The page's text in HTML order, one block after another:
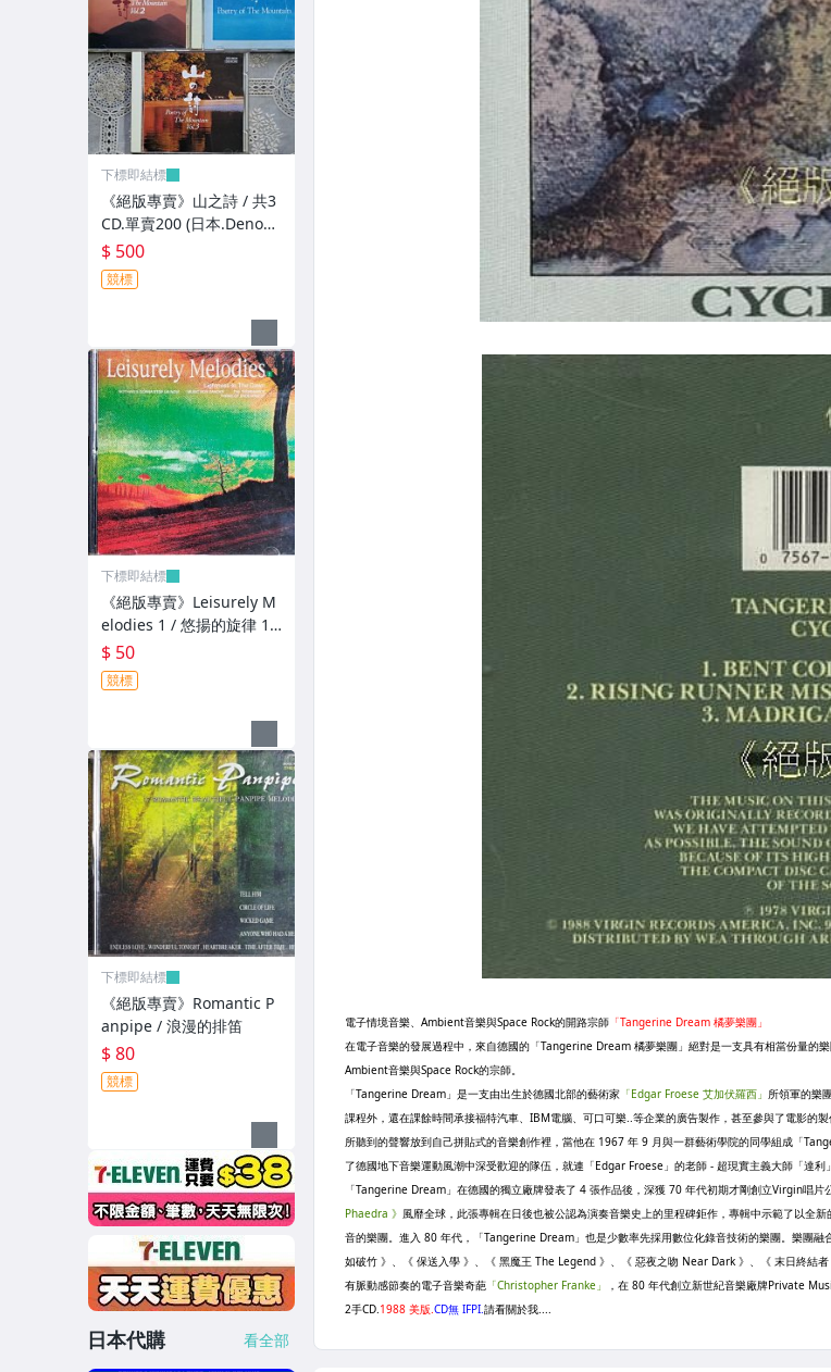
下標即結標
《絕版專賣》山之詩 / 共3
CD.單賣200 (日本.Denon
版.無IFPI)
$ 500
競標
下標即結標
《絕版專賣》Leisurely M
elodies 1 / 悠揚的旋律 1 :
拂曉的輕盈
$ 50
競標
下標即結標
《絕版專賣》Romantic P
anpipe / 浪漫的排笛
$ 80
競標
日本代購 看全部